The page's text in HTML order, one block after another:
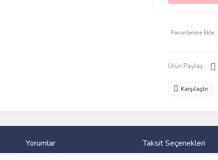
Ürün Paylaş :
Karşılaştır
Yorumlar Taksit Seçenekleri